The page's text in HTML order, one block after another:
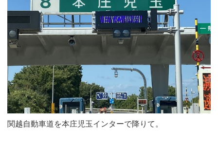
関越自動車道を本庄児玉インターで降りて。